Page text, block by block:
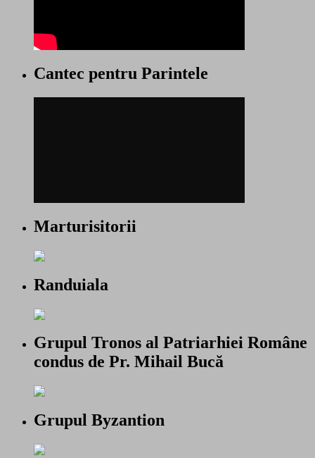
Cantec pentru Parintele
Marturisitorii
Randuiala
Grupul Tronos al Patriarhiei Române
condus de Pr. Mihail Bucă
Grupul Byzantion